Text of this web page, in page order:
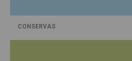
CONSERVAS